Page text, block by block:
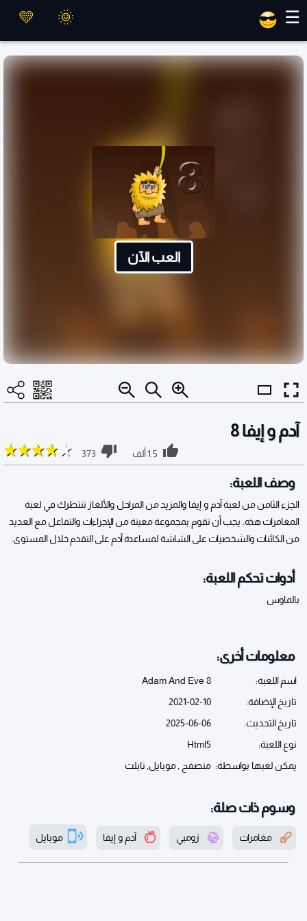
☰
العب الآن
آدم و إيفا 8
1.5 ألف 373
وصف اللعبة:
الجزء الثامن من لعبة آدم و إيفا والمزيد من المراحل والألغاز تنتظرك في لعبة
المغامرات هذه. يجب أن تقوم بمجموعة معينة من الإجراءات والتفاعل مع العديد
من الكائنات والشخصيات على الشاشة لمساعدة آدم على التقدم خلال المستوى.
أدوات تحكم اللعبة:
بالماوس
معلومات أخرى:
اسم اللعبة:
Adam And Eve 8
تاريخ الإضافة:
2021-02-10
تاريخ التحديث:
2025-06-06
نوع اللعبة:
Html5
يمكن لعبها بواسطة: متصفح , موبايل, تابلت
وسوم ذات صلة:
مغامرات زومبي آدم و إيفا موبايل